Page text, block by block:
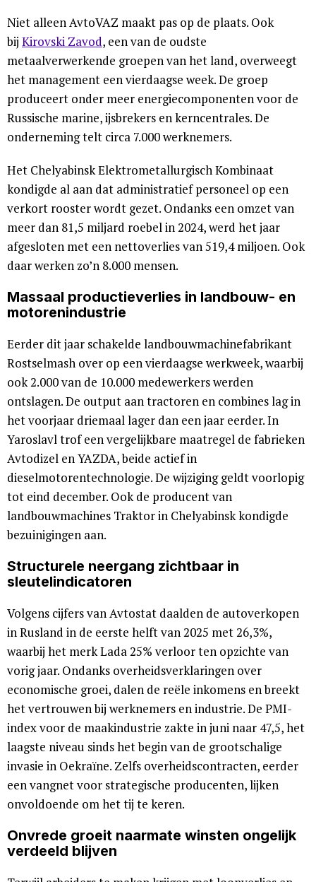
Niet alleen AvtoVAZ maakt pas op de plaats. Ook
bij Kirovski Zavod, een van de oudste
metaalverwerkende groepen van het land, overweegt
het management een vierdaagse week. De groep
produceert onder meer energiecomponenten voor de
Russische marine, ijsbrekers en kerncentrales. De
onderneming telt circa 7.000 werknemers.
Het Chelyabinsk Elektrometallurgisch Kombinaat
kondigde al aan dat administratief personeel op een
verkort rooster wordt gezet. Ondanks een omzet van
meer dan 81,5 miljard roebel in 2024, werd het jaar
afgesloten met een nettoverlies van 519,4 miljoen. Ook
daar werken zo’n 8.000 mensen.
Massaal productieverlies in landbouw- en
motorenindustrie
Eerder dit jaar schakelde landbouwmachinefabrikant
Rostselmash over op een vierdaagse werkweek, waarbij
ook 2.000 van de 10.000 medewerkers werden
ontslagen. De output aan tractoren en combines lag in
het voorjaar driemaal lager dan een jaar eerder. In
Yaroslavl trof een vergelijkbare maatregel de fabrieken
Avtodizel en YAZDA, beide actief in
dieselmotorentechnologie. De wijziging geldt voorlopig
tot eind december. Ook de producent van
landbouwmachines Traktor in Chelyabinsk kondigde
bezuinigingen aan.
Structurele neergang zichtbaar in
sleutelindicatoren
Volgens cijfers van Avtostat daalden de autoverkopen
in Rusland in de eerste helft van 2025 met 26,3%,
waarbij het merk Lada 25% verloor ten opzichte van
vorig jaar. Ondanks overheidsverklaringen over
economische groei, dalen de reële inkomens en breekt
het vertrouwen bij werknemers en industrie. De PMI-
index voor de maakindustrie zakte in juni naar 47,5, het
laagste niveau sinds het begin van de grootschalige
invasie in Oekraïne. Zelfs overheidscontracten, eerder
een vangnet voor strategische producenten, lijken
onvoldoende om het tij te keren.
Onvrede groeit naarmate winsten ongelijk
verdeeld blijven